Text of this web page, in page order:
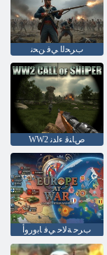
ﺏﺮﺤﻟﺍ ﻲﻓ ﻦﺤﻧ
WW2 ﺹﺎﻨﻗ ءﺍﺪﻧ
ﺏﺮﺣ ﺔﻟﺎﺣ ﻲﻓ ﺎﺑﻭﺭﻭﺃ